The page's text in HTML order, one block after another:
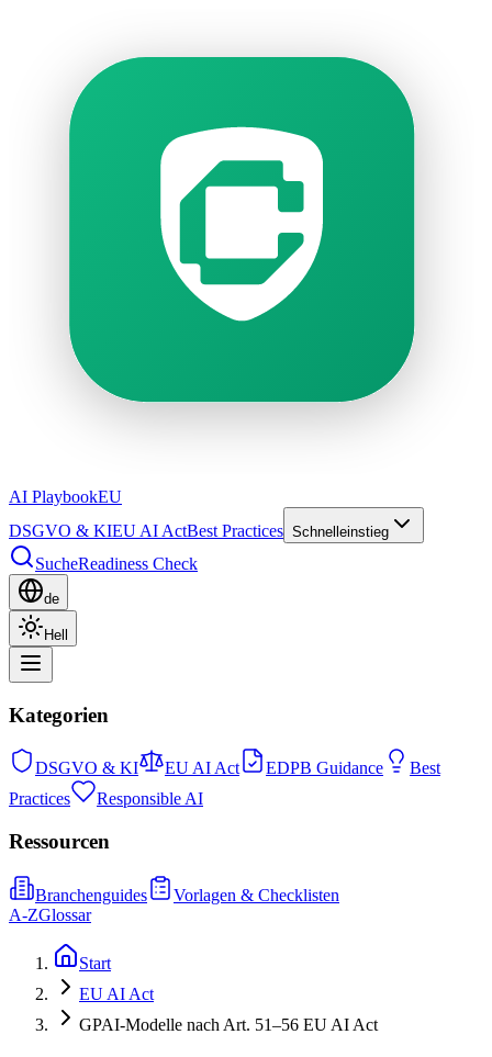
AI PlaybookEU
DSGVO & KIEU AI ActBest Practices Schnelleinstieg
SucheReadiness Check
de
Hell
Kategorien
DSGVO & KI EU AI Act EDPB Guidance
Best
Practices
Responsible AI
Ressourcen
Branchenguides
Vorlagen & Checklisten
A-ZGlossar
Start
EU AI Act
GPAI-Modelle nach Art. 51–56 EU AI Act